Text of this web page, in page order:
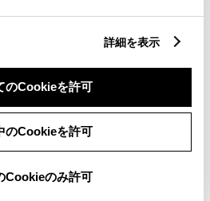
詳細を表示
のCookieを許可
のCookieを許可
Cookieのみ許可